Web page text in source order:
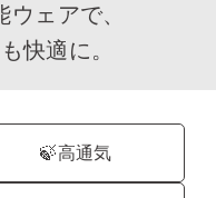
ェアで、
快適に。
🍃高通気